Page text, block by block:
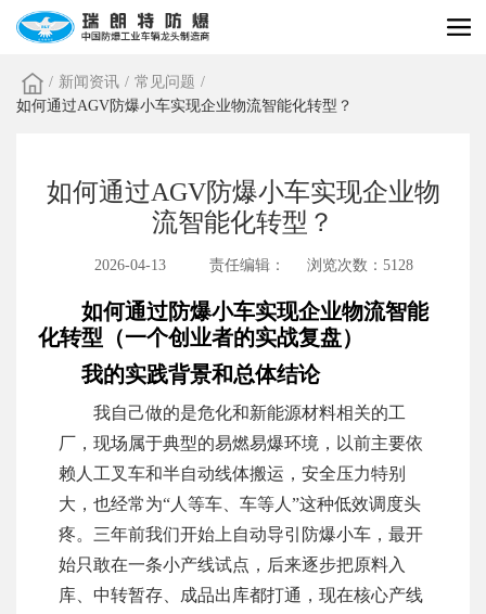
/ 新闻资讯 / 常见问题 /
如何通过AGV防爆小车实现企业物流智能化转型？
如何通过AGV防爆小车实现企业物
流智能化转型？
2026-04-13 责任编辑： 浏览次数：5128
如何通过防爆小车实现企业物流智能
化转型（一个创业者的实战复盘）
我的实践背景和总体结论
我自己做的是危化和新能源材料相关的工
厂，现场属于典型的易燃易爆环境，以前主要依
赖人工叉车和半自动线体搬运，安全压力特别
大，也经常为“人等车、车等人”这种低效调度头
疼。三年前我们开始上自动导引防爆小车，最开
始只敢在一条小产线试点，后来逐步把原料入
库、中转暂存、成品出库都打通，现在核心产线